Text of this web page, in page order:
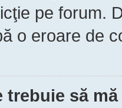
pe forum.
o eroare de
trebuie să